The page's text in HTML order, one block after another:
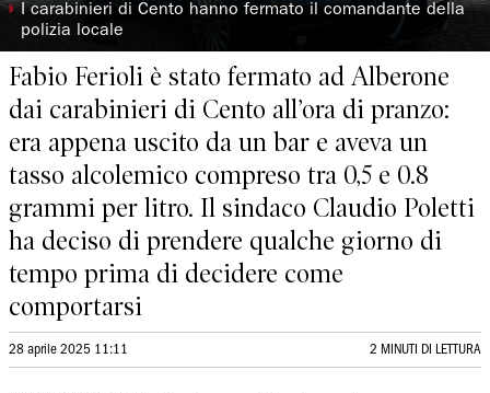
◗ I carabinieri di Cento hanno fermato il comandante della
polizia locale
Fabio Ferioli è stato fermato ad Alberone
dai carabinieri di Cento all’ora di pranzo:
era appena uscito da un bar e aveva un
tasso alcolemico compreso tra 0,5 e 0.8
grammi per litro. Il sindaco Claudio Poletti
ha deciso di prendere qualche giorno di
tempo prima di decidere come
comportarsi
28 aprile 2025 11:11 2 MINUTI DI LETTURA